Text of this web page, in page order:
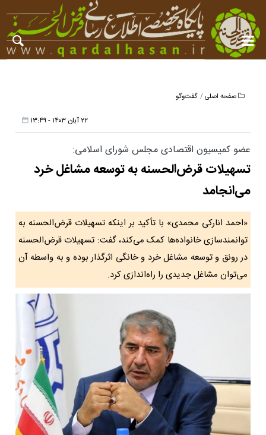
صفحه اصلی گفت‌وگو
۲۲ آبان ۱۴۰۳ - ۱۳:۴۹
عضو کمیسیون اقتصادی مجلس شورای اسلامی:
تسهیلات قرض‌الحسنه به توسعه مشاغل خرد
می‌انجامد
«احمد انارکی محمدی» با تأکید بر اینکه تسهیلات قرض‌الحسنه به
توانمندسازی خانواده‌ها کمک می‌کند، گفت: تسهیلات قرض‌الحسنه
در رونق و توسعه مشاغل خرد و خانگی اثرگذار بوده و به واسطه آن
می‌توان مشاغل جدیدی را راه‌اندازی کرد.